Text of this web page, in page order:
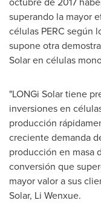
superando la mayor
células PERC según
supone otra
Solar en células
"LONGi Solar tiene
inversiones en
producción
creciente demanda
producción en masa
conversión que
mayor valor a sus
Solar, Li Wenxue.